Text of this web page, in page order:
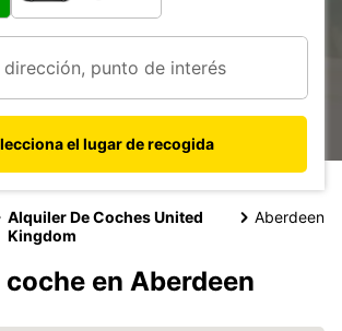
el lugar de recogida
Alquiler De Coches United
Kingdom
Aberdeen
en Aberdeen